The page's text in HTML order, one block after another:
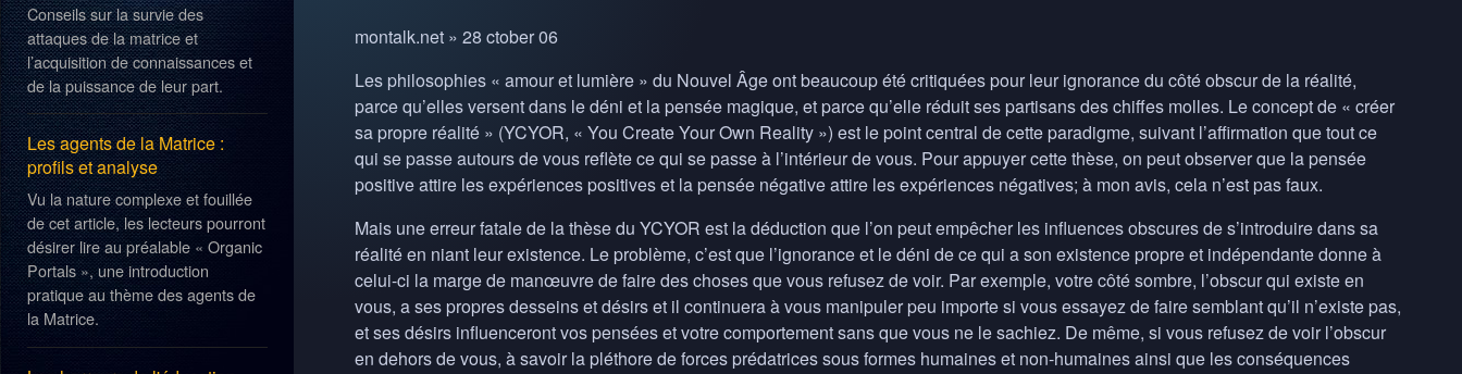
montalk.net » 28 ctober 06
Les philosophies « amour et lumière » du Nouvel Âge ont beaucoup été critiquées pour leur ignorance du côté obscur de la réalité,
parce qu’elles versent dans le déni et la pensée magique, et parce qu’elle réduit ses partisans des chiffes molles. Le concept de « créer
sa propre réalité » (YCYOR, « You Create Your Own Reality ») est le point central de cette paradigme, suivant l’affirmation que tout ce
qui se passe autours de vous reflète ce qui se passe à l’intérieur de vous. Pour appuyer cette thèse, on peut observer que la pensée
positive attire les expériences positives et la pensée négative attire les expériences négatives; à mon avis, cela n’est pas faux.
Mais une erreur fatale de la thèse du YCYOR est la déduction que l’on peut empêcher les influences obscures de s’introduire dans sa
réalité en niant leur existence. Le problème, c’est que l’ignorance et le déni de ce qui a son existence propre et indépendante donne à
celui-ci la marge de manœuvre de faire des choses que vous refusez de voir. Par exemple, votre côté sombre, l’obscur qui existe en
vous, a ses propres desseins et désirs et il continuera à vous manipuler peu importe si vous essayez de faire semblant qu’il n’existe pas,
et ses désirs influenceront vos pensées et votre comportement sans que vous ne le sachiez. De même, si vous refusez de voir l’obscur
en dehors de vous, à savoir la pléthore de forces prédatrices sous formes humaines et non-humaines ainsi que les conséquences
Conseils sur la survie des
attaques de la matrice et
l’acquisition de connaissances et
de la puissance de leur part.
Les agents de la Matrice :
profils et analyse
Vu la nature complexe et fouillée
de cet article, les lecteurs pourront
désirer lire au préalable « Organic
Portals », une introduction
pratique au thème des agents de
la Matrice.